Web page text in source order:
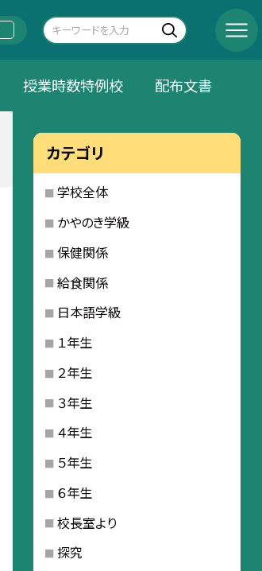
授業時数特例校 配布文書
カテゴリ
学校全体
かやのき学級
保健関係
給食関係
日本語学級
１年生
２年生
３年生
４年生
５年生
６年生
校長室より
探究